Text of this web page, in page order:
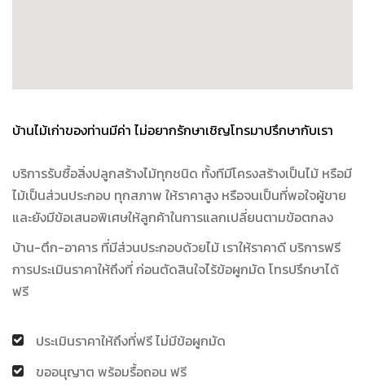
บ้านไม้เก่าของท่านมีค่า ไม่อยากรักษาเชิญโทรมาปรึกษากับเรา
บริการรับซื้อสิ่งปลูกสร้างไม้ทุกชนิด ทั้งทีมีโครงสร้างเป็นไม้ หรือมี
ไม้เป็นส่วนประกอบ ทุกสภาพ ให้ราคาสูง หรือจนเป็นที่พอใจผู้ขาย
และยังมีข้อเสนอพิเศษให้ลูกค้าในการแลกเปลี่ยนตามข้อตกลง
บ้าน-ตึก-อาคาร ที่มีส่วนประกอบด้วยไม้ เราให้ราคาดี บริการฟรี
การประเมินราคาให้ถึงที่ ก่อนตัดสินใจไร้ข้อผูกมัด โทรปรึกษาได้
ฟรี
ประเมินราคาให้ถึงที่ฟรี ไม่มีข้อผูกมัด
ขออนุญาต พร้อมรื้อถอน ฟรี